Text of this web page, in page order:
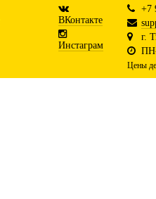
ВКонтакте
Инстаграм
+7
г.
Цены